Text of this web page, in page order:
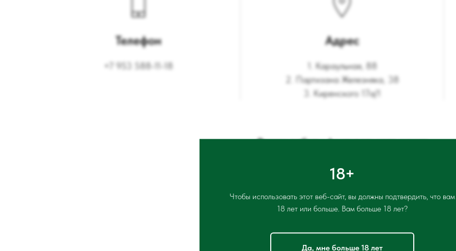
18+
Чтобы использовать этот веб-сайт, вы должны подтвердить, что вам
18 лет или больше. Вам больше 18 лет?
Да, мне больше 18 лет
Телефон
+7 953 588-11-18
Адрес
1. Караульная, 88
2. Партизана Железняка, 38
3. Киренского 17а/1
Режим работы фестивального меню:
2. Работает с 8:00 до 23:00